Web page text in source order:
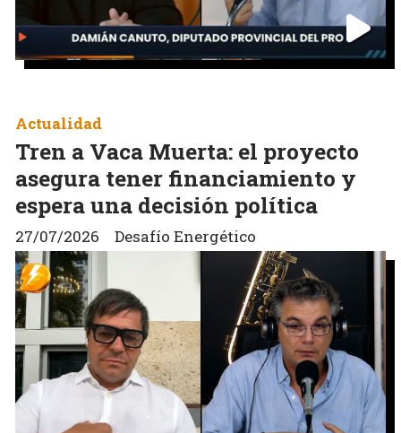
Tren a Vaca Muerta: el proyecto
asegura tener financiamiento y
espera una decisión política
Desafío Energético
Actualidad
27/07/2026